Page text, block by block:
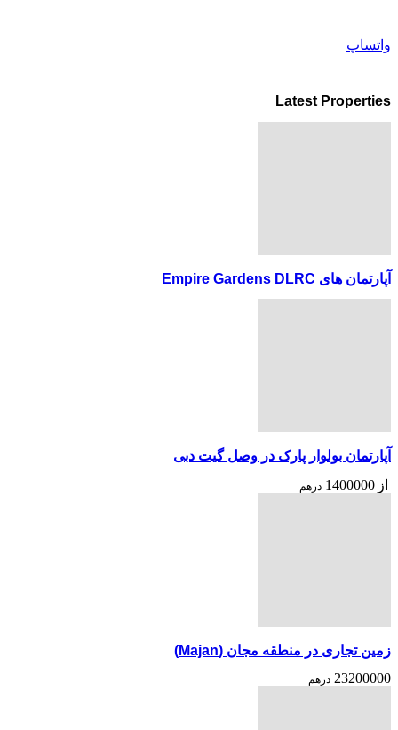
واتساپ
Latest Properties
آپارتمان های Empire Gardens DLRC
آپارتمان بولوار پارک در وصل گیت دبی
از 1400000 درهم
زمین تجاری در منطقه مجان (Majan)
23200000 درهم